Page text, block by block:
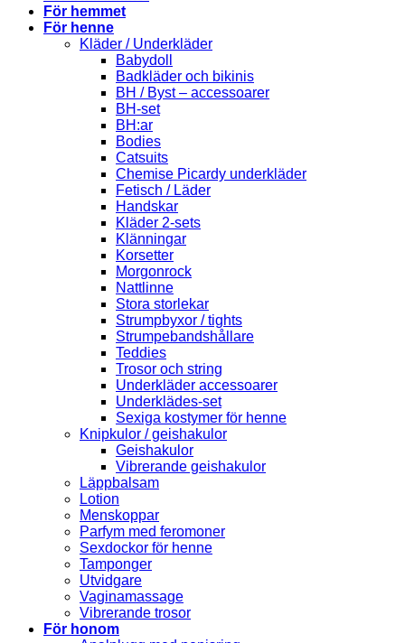
För hemmet
För henne
Kläder / Underkläder
Babydoll
Badkläder och bikinis
BH / Byst – accessoarer
BH-set
BH:ar
Bodies
Catsuits
Chemise Picardy underkläder
Fetisch / Läder
Handskar
Kläder 2-sets
Klänningar
Korsetter
Morgonrock
Nattlinne
Stora storlekar
Strumpbyxor / tights
Strumpebandshållare
Teddies
Trosor och string
Underkläder accessoarer
Underklädes-set
Sexiga kostymer för henne
Knipkulor / geishakulor
Geishakulor
Vibrerande geishakulor
Läppbalsam
Lotion
Menskoppar
Parfym med feromoner
Sexdockor för henne
Tamponger
Utvidgare
Vaginamassage
Vibrerande trosor
För honom